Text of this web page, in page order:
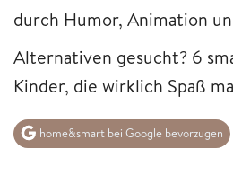
durch Humor, Animation
Alternativen gesucht? 6
Kinder, die wirklich Spaß
home&smart bei Google bevorzugen